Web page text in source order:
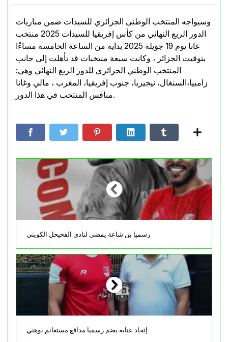
وسيواجه المنتخب الوطني الجزائري للسيدات ضمن مباريات
الدور الربع النهائي من كأس إفريقيا للسيدات 2025 منتخب
غانا يوم 19 جويلة 2025 بداية من الساعة الخامسة مساءًا
بتوقيت الجزائر ، وكانت سبعة منتخبات قد تأهلت إلى جانب
المنتخب الوطني الجزائري للدور الربع النهائي وهي:
زامبيا،السنغال، نيجيريا، جنوب إفريقيا، المغرب ، مالي وغانا
منافس المنتخب في هذا الدور.
رسميا بن شاعة يمضي لنادي الفحيحل الكويتي
إتحاد عنابة يضم رسميا مدافع مستغانم بوهني